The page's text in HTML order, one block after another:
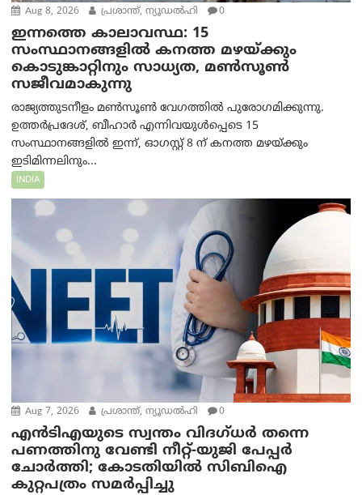
Aug 8, 2026 പ്രശാന്ത്, ന്യൂഡല്‍ഹി 0
ഇന്നത്തെ കാലാവസ്ഥ: 15
സംസ്ഥാനങ്ങളിൽ കനത്ത മഴയ്ക്കും
കൊടുങ്കാറ്റിനും സാധ്യത, മൺസൂൺ
സജീവമാകുന്നു
രാജ്യത്തുടനീളം മൺസൂൺ വേഗത്തിൽ പുരോഗമിക്കുന്നു.
ഉത്തർപ്രദേശ്, ബീഹാർ എന്നിവയുൾപ്പെടെ 15
സംസ്ഥാനങ്ങളിൽ ഇന്ന്, ഓഗസ്റ്റ് 8 ന് കനത്ത മഴയ്ക്കും
ഇടിമിന്നലിനും...
INDIA
Aug 7, 2026 പ്രശാന്ത്, ന്യൂഡല്‍ഹി 0
എൻ‌ടി‌എയുടെ സ്വന്തം വിദഗ്ധർ തന്നെ
പണത്തിനു വേണ്ടി നീറ്റ്-യു‌ജി പേപ്പർ
ചോർത്തി; കോടതിയില്‍ സിബിഐ
കുറ്റപത്രം സമര്‍പ്പിച്ചു